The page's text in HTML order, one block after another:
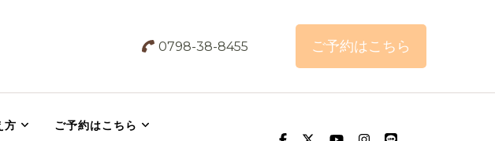
肩こりはまつむら鍼灸整骨
0798-38-8455 ご予約はこちら
方 ご予約はこちら